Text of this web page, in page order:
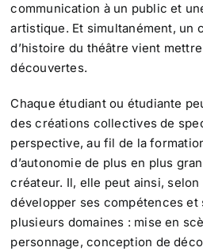
communication à un public et
artistique. Et simultanément, un
d’histoire du théâtre vient
découvertes.
Chaque étudiant ou étudiante
des créations collectives de
perspective, au fil de la
d’autonomie de plus en plus
créateur. Il, elle peut ainsi, selon
développer ses compétences et
plusieurs domaines : mise en
personnage, conception de